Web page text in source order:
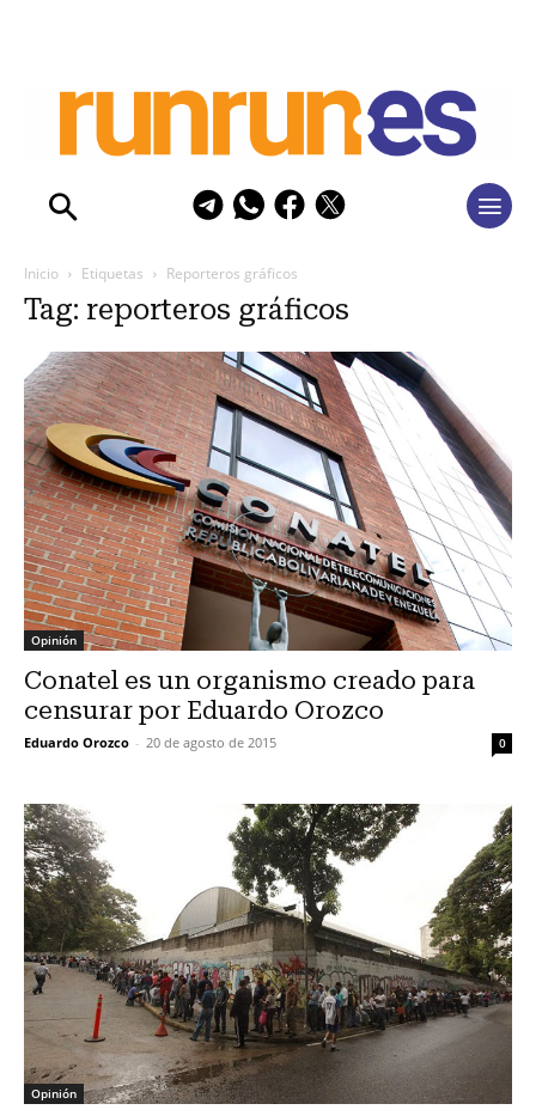
Inicio Etiquetas Reporteros gráficos
Tag: reporteros gráficos
Opinión
Conatel es un organismo creado para
censurar por Eduardo Orozco
Eduardo Orozco - 20 de agosto de 2015 0
Opinión